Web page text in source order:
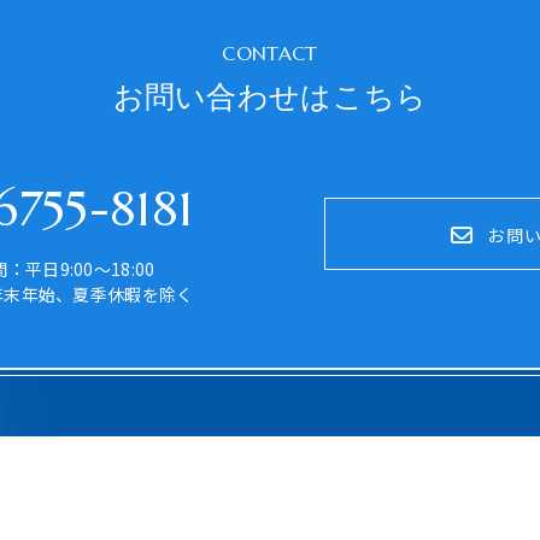
CONTACT
お問い合わせはこちら
8181
：平日9:00～18:00
年始、夏季休暇を除く
お問